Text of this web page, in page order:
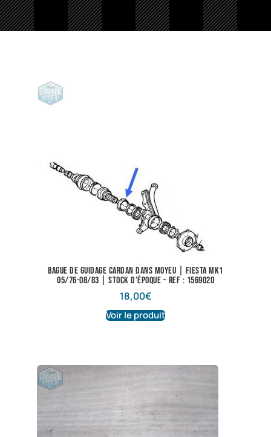
Bague de guidage cardan dans moyeu | Fiesta Mk1
05/76-08/83 | Stock d’époque – Ref : 1569020
18,00€
Voir le produit